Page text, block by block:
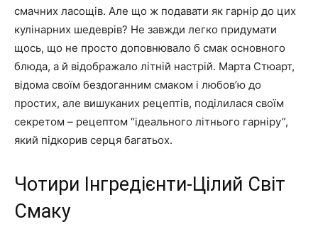
смачних ласощів. Але що ж подавати як гарнір до цих
кулінарних шедеврів? Не завжди легко придумати
щось, що не просто доповнювало б смак основного
блюда, а й відображало літній настрій. Марта Стюарт,
відома своїм бездоганним смаком і любов’ю до
простих, але вишуканих рецептів, поділилася своїм
секретом – рецептом “ідеального літнього гарніру”,
який підкорив серця багатьох.
Чотири Інгредієнти-Цілий Світ
Смаку